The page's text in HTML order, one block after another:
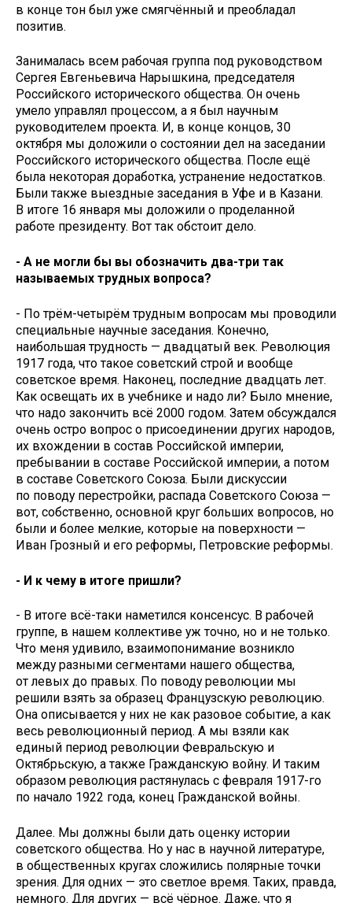
в конце тон был уже смягчённый и преобладал
позитив.
Занималась всем рабочая группа под руководством
Сергея Евгеньевича Нарышкина, председателя
Российского исторического общества. Он очень
умело управлял процессом, а я был научным
руководителем проекта. И, в конце концов, 30
октября мы доложили о состоянии дел на заседании
Российского исторического общества. После ещё
была некоторая доработка, устранение недостатков.
Были также выездные заседания в Уфе и в Казани.
В итоге 16 января мы доложили о проделанной
работе президенту. Вот так обстоит дело.
- А не могли бы вы обозначить два-три так
называемых трудных вопроса?
- По трём-четырём трудным вопросам мы проводили
специальные научные заседания. Конечно,
наибольшая трудность — двадцатый век. Революция
1917 года, что такое советский строй и вообще
советское время. Наконец, последние двадцать лет.
Как освещать их в учебнике и надо ли? Было мнение,
что надо закончить всё 2000 годом. Затем обсуждался
очень остро вопрос о присоединении других народов,
их вхождении в состав Российской империи,
пребывании в составе Российской империи, а потом
в составе Советского Союза. Были дискуссии
по поводу перестройки, распада Советского Союза —
вот, собственно, основной круг больших вопросов, но
были и более мелкие, которые на поверхности —
Иван Грозный и его реформы, Петровские реформы.
- И к чему в итоге пришли?
- В итоге всё-таки наметился консенсус. В рабочей
группе, в нашем коллективе уж точно, но и не только.
Что меня удивило, взаимопонимание возникло
между разными сегментами нашего общества,
от левых до правых. По поводу революции мы
решили взять за образец Французскую революцию.
Она описывается у них не как разовое событие, а как
весь революционный период. А мы взяли как
единый период революции Февральскую и
Октябрьскую, а также Гражданскую войну. И таким
образом революция растянулась с февраля 1917-го
по начало 1922 года, конец Гражданской войны.
Далее. Мы должны были дать оценку истории
советского общества. Но у нас в научной литературе,
в общественных кругах сложились полярные точки
зрения. Для одних — это светлое время. Таких, правда,
немного. Для других — всё чёрное. Даже, что я